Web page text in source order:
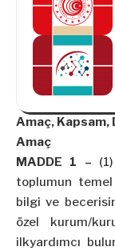
Amaç, Kapsam,
Amaç
MADDE 1 –
toplumun temel
bilgi ve
özel kurum/
ilkyardımcı